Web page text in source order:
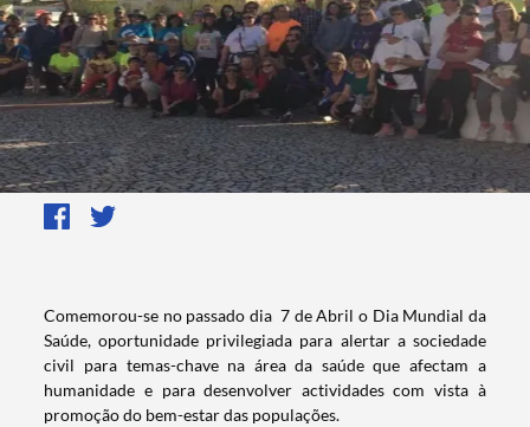
​​​​​Comemorou-se no passado dia 7 de Abril o Dia Mundial da
Saúde, oportunidade privilegiada para alertar a sociedade
civil para temas-chave na área da saúde que afectam a
humanidade e para desenvolver actividades com vista à
promoção do bem-estar das populações.